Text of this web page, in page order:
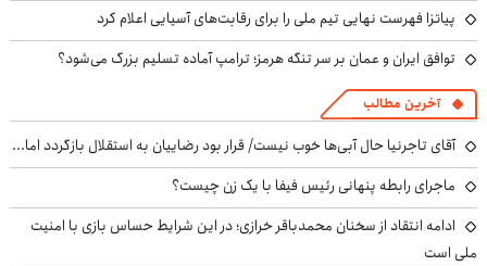
پیاتزا فهرست نهایی تیم ملی را برای رقابت‌های آسیایی اعلام کرد
توافق ایران و عمان بر سر تنگه هرمز؛ ترامپ آماده تسلیم بزرگ می‌شود؟
آخرین مطالب
آقای تاجرنیا حال آبی‌ها خوب نیست/ قرار بود رضاییان به استقلال بازگردد اما...
ماجرای رابطه پنهانی رئیس فیفا با یک زن چیست؟
ادامه انتقاد از سخنان محمدباقر خرازی؛ در این شرایط حساس بازی با امنیت
ملی است